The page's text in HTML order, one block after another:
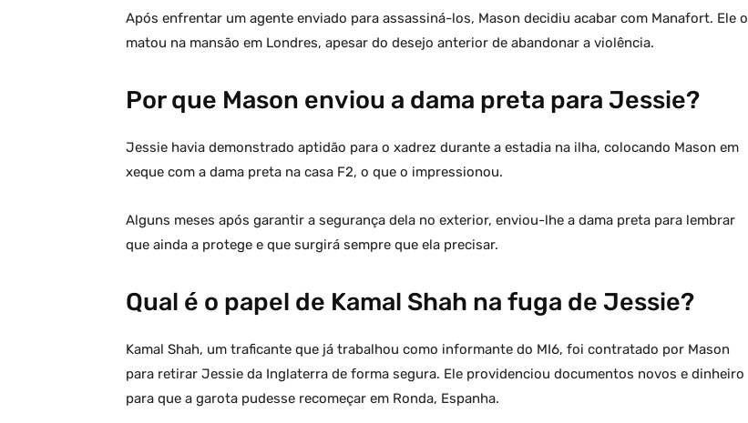
Após enfrentar um agente enviado para assassiná-los, Mason decidiu acabar com Manafort. Ele o
matou na mansão em Londres, apesar do desejo anterior de abandonar a violência.
Por que Mason enviou a dama preta para Jessie?
Jessie havia demonstrado aptidão para o xadrez durante a estadia na ilha, colocando Mason em
xeque com a dama preta na casa F2, o que o impressionou.
Alguns meses após garantir a segurança dela no exterior, enviou-lhe a dama preta para lembrar
que ainda a protege e que surgirá sempre que ela precisar.
Qual é o papel de Kamal Shah na fuga de Jessie?
Kamal Shah, um traficante que já trabalhou como informante do MI6, foi contratado por Mason
para retirar Jessie da Inglaterra de forma segura. Ele providenciou documentos novos e dinheiro
para que a garota pudesse recomeçar em Ronda, Espanha.